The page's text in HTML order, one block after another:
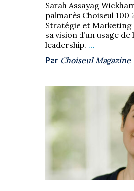
Sarah Assayag
palmarès Choiseul
Stratégie et Marketing
sa vision d’un usage de
leadership. …
Par Choiseul Magazine